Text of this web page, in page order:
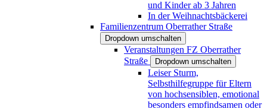
und Kinder ab 3 Jahren
In der Weihnachtsbäckerei
Familienzentrum Oberrather Straße
Dropdown umschalten
Veranstaltungen FZ Oberrather
Straße
Dropdown umschalten
Leiser Sturm,
Selbsthilfegruppe für Eltern
von hochsensiblen, emotional
besonders empfindsamen oder